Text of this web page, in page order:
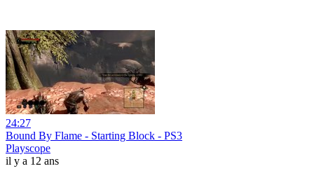
24:27
Bound By Flame - Starting Block - PS3
Playscope
il y a 12 ans